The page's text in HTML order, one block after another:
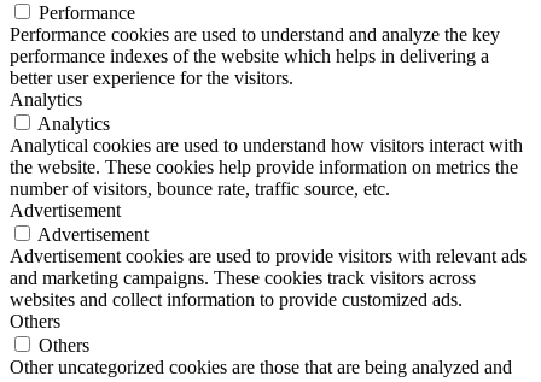
Performance
Performance cookies are used to understand and analyze the key
performance indexes of the website which helps in delivering a
better user experience for the visitors.
Analytics
Analytics
Analytical cookies are used to understand how visitors interact with
the website. These cookies help provide information on metrics the
number of visitors, bounce rate, traffic source, etc.
Advertisement
Advertisement
Advertisement cookies are used to provide visitors with relevant ads
and marketing campaigns. These cookies track visitors across
websites and collect information to provide customized ads.
Others
Others
Other uncategorized cookies are those that are being analyzed and